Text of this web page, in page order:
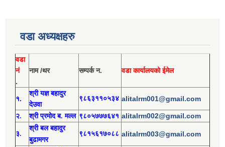
वडा अध्यक्षहरु
वडा
नं
.
नाम /थर सम्पर्क न. वडा कार्यालयको ईमेल
१.
श्री यज्ञ बहादुर
देउवा
९८६३११०५३४ alitalrm001@gmail.com
२. श्रीप्रमोदब. मल्ल ९८०५७७७६४१ alitalrm002@gmail.com
३.
श्रीबल बहादुर
बुढामगर
९८१५६१७०८८ alitalrm003@gmail.com